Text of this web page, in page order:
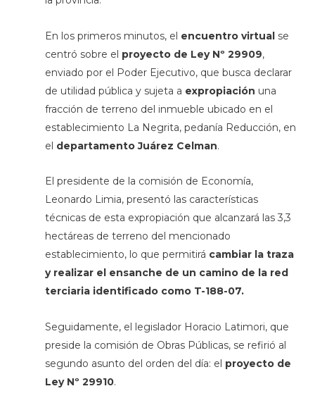
En los primeros minutos, el encuentro virtualse
centró sobre el proyecto de Ley Nº 29909,
enviado por el Poder Ejecutivo, que busca declarar
de utilidad pública y sujeta a expropiación una
fracción de terreno del inmueble ubicado en el
establecimiento La Negrita, pedanía Reducción, en
el departamento Juárez Celman.
El presidente de la comisión de Economía,
Leonardo Limia, presentó las características
técnicas de esta expropiación que alcanzará las 3,3
hectáreas de terreno del mencionado
establecimiento, lo que permitirá cambiar la traza
y realizar el ensanche de un camino de la red
terciaria identificado como T-188-07.
Seguidamente, el legislador Horacio Latimori, que
preside la comisión de Obras Públicas, se refirió al
segundo asunto del orden del día: el proyecto de
Ley Nº 29910.